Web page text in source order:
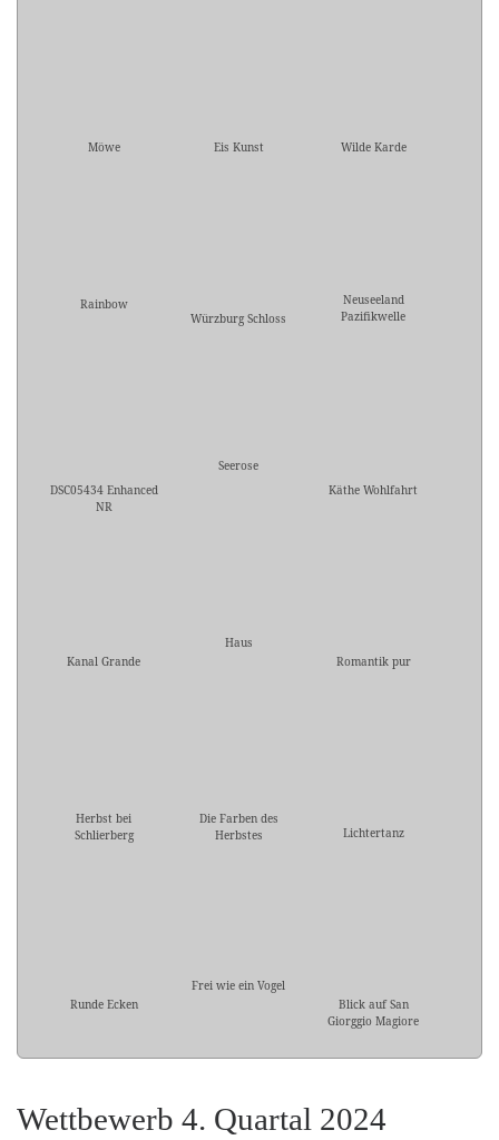
Möwe Eis Kunst Wilde Karde
Rainbow
Würzburg Schloss
Neuseeland
Pazifikwelle
DSC05434 Enhanced
NR
Seerose
Käthe Wohlfahrt
Kanal Grande
Haus
Romantik pur
Herbst bei
Schlierberg
Die Farben des
Herbstes
Lichtertanz
Runde Ecken
Frei wie ein Vogel
Blick auf San
Giorggio Magiore
Wettbewerb 4. Quartal 2024